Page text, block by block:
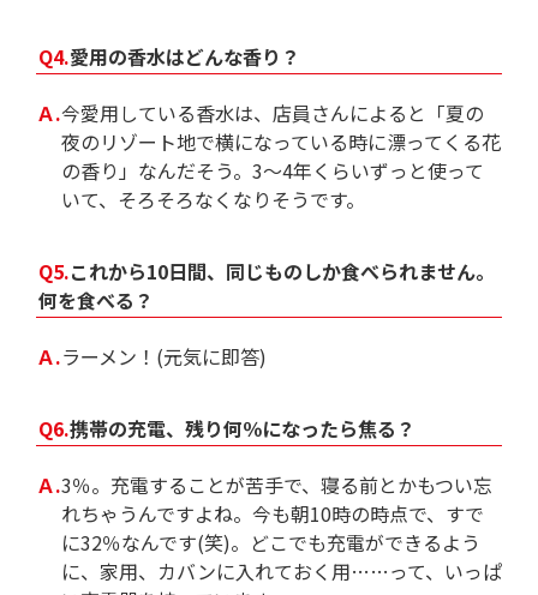
Q4.愛用の香水はどんな香り？
Ａ.今愛用している香水は、店員さんによると「夏の
夜のリゾート地で横になっている時に漂ってくる花
の香り」なんだそう。3～4年くらいずっと使って
いて、そろそろなくなりそうです。
Q5.これから10日間、同じものしか食べられません。
何を食べる？
Ａ.ラーメン！(元気に即答)
Q6.携帯の充電、残り何％になったら焦る？
Ａ.3％。充電することが苦手で、寝る前とかもつい忘
れちゃうんですよね。今も朝10時の時点で、すで
に32％なんです(笑)。どこでも充電ができるよう
に、家用、カバンに入れておく用……って、いっぱ